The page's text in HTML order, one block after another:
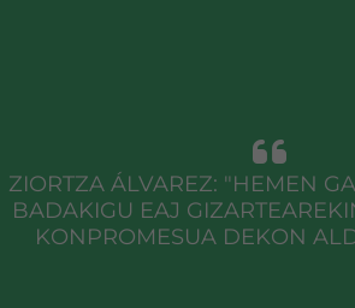
ZIORTZA ÁLVAREZ: "HEMEN
BADAKIGU EAJ
KONPROMESUA DEKON